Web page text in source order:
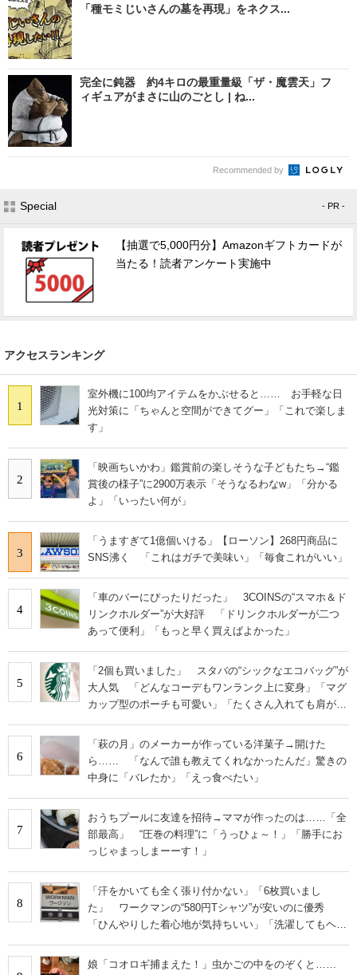
「種モミじいさんの墓を再現」をネクス...
完全に鈍器 約4キロの最重量級「ザ・魔雲天」フ
ィギュアがまさに山のごとし | ね...
Recommended by
Special - PR -
【抽選で5,000円分】Amazonギフトカードが
当たる！読者アンケート実施中
アクセスランキング
1
室外機に100均アイテムをかぶせると…… お手軽な日
光対策に「ちゃんと空間ができてグー」「これで楽しま
す」
2
「映画ちいかわ」鑑賞前の楽しそうな子どもたち→“鑑
賞後の様子”に2900万表示「そうなるわなw」「分かる
よ」「いったい何が」
3
「うますぎて1億個いける」【ローソン】268円商品に
SNS沸く 「これはガチで美味い」「毎食これがいい」
4
「車のバーにぴったりだった」 3COINSの“スマホ＆ド
リンクホルダー”が大好評 「ドリンクホルダーが二つ
あって便利」「もっと早く買えばよかった」
5
「2個も買いました」 スタバの“シックなエコバッグ”が
大人気 「どんなコーデもワンランク上に変身」「マグ
カップ型のポーチも可愛い」「たくさん入れても肩が痛
6
「萩の月」のメーカーが作っている洋菓子→開けた
ら…… 「なんで誰も教えてくれなかったんだ」驚きの
中身に「バレたか」「えっ食べたい」
7
おうちプールに友達を招待→ママが作ったのは……「全
部最高」 “圧巻の料理”に「うっひょ～！」「勝手にお
っじゃまっしまーーす！」
8
「汗をかいても全く張り付かない」「6枚買いまし
た」 ワークマンの“580円Tシャツ”が安いのに優秀
「ひんやりした着心地が気持ちいい」「洗濯してもヘタ
娘「コオロギ捕まえた！」虫かごの中をのぞくと……